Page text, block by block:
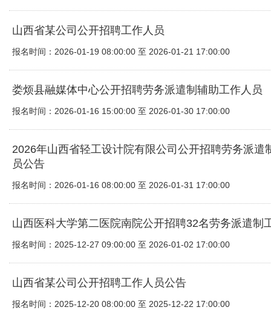
山西省某公司公开招聘工作人员
报名时间：2026-01-19 08:00:00 至 2026-01-21 17:00:00
娄烦县融媒体中心公开招聘劳务派遣制辅助工作人员
报名时间：2026-01-16 15:00:00 至 2026-01-30 17:00:00
2026年山西省轻工设计院有限公司公开招聘劳务派遣
员公告
报名时间：2026-01-16 08:00:00 至 2026-01-31 17:00:00
山西医科大学第二医院南院公开招聘32名劳务派遣制
报名时间：2025-12-27 09:00:00 至 2026-01-02 17:00:00
山西省某公司公开招聘工作人员公告
报名时间：2025-12-20 08:00:00 至 2025-12-22 17:00:00